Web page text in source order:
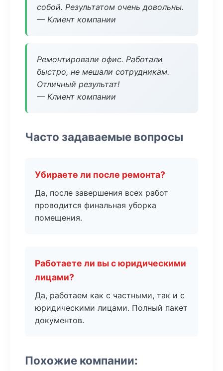
собой. Результатом очень довольны.
— Клиент компании
Ремонтировали офис. Работали
быстро, не мешали сотрудникам.
Отличный результат!
— Клиент компании
Часто задаваемые вопросы
Убираете ли после ремонта?
Да, после завершения всех работ
проводится финальная уборка
помещения.
Работаете ли вы с юридическими
лицами?
Да, работаем как с частными, так и с
юридическими лицами. Полный пакет
документов.
Похожие компании: